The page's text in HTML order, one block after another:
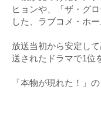
ヒョンや、「ザ・グ
した、ラブコメ・ホー
放送当初から安定し
送されたドラマで1位
「本物が現れた！」